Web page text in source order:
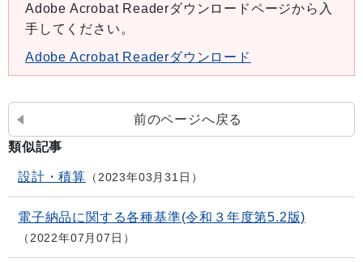
Adobe Acrobat Readerダウンロードページから入
手してください。
Adobe Acrobat Readerダウンロード
前のページへ戻る
類似記事
設計・積算 2023年03月31日
電子納品に関する各種基準(令和３年度第5.2版)
2022年07月07日